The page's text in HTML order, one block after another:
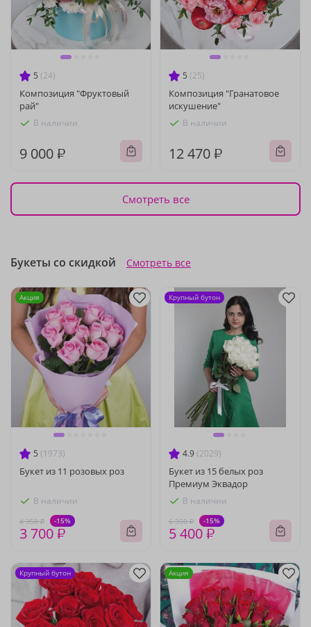
5 (24)
Композиция "Фруктовый
рай"
В наличии
9 000 ₽
5 (25)
Композиция "Гранатовое
искушение"
В наличии
12 470 ₽
Смотреть все
Букеты со скидкой Смотреть все
5 (1973)
Букет из 11 розовых роз
В наличии
4 350 ₽ -15%
3 700 ₽
Акция
4.9 (2029)
Букет из 15 белых роз
Премиум Эквадор
В наличии
6 350 ₽ -15%
5 400 ₽
Крупный бутон
Крупный бутон Акция